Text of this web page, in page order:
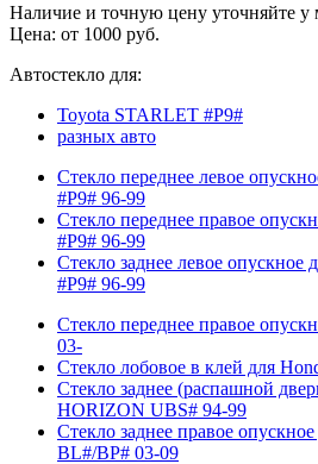
Наличие и точную цену уточняйте у
Цена: от 1000 руб.
Автостекло для:
Toyota STARLET #P9#
разных авто
Стекло переднее левое
#P9# 96-99
Стекло переднее правое
#P9# 96-99
Стекло заднее левое опускное
#P9# 96-99
Стекло переднее правое
03-
Стекло лобовое в клей для
Стекло заднее (распашной
HORIZON UBS# 94-99
Стекло заднее правое
BL#/BP# 03-09